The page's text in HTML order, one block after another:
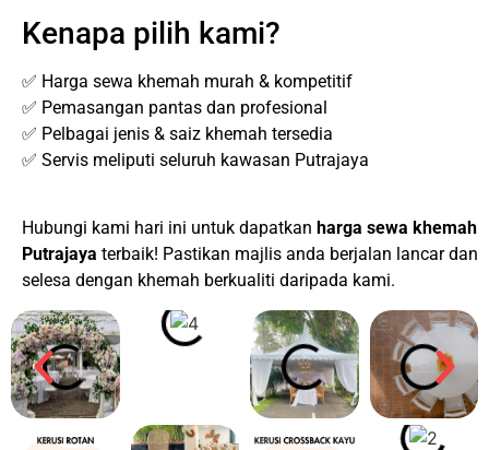
Kenapa pilih kami?
✅ Harga sewa khemah murah & kompetitif
✅ Pemasangan pantas dan profesional
✅ Pelbagai jenis & saiz khemah tersedia
✅ Servis meliputi seluruh kawasan Putrajaya
Hubungi kami hari ini untuk dapatkan harga sewa khemah
Putrajaya terbaik! Pastikan majlis anda berjalan lancar dan
selesa dengan khemah berkualiti daripada kami.